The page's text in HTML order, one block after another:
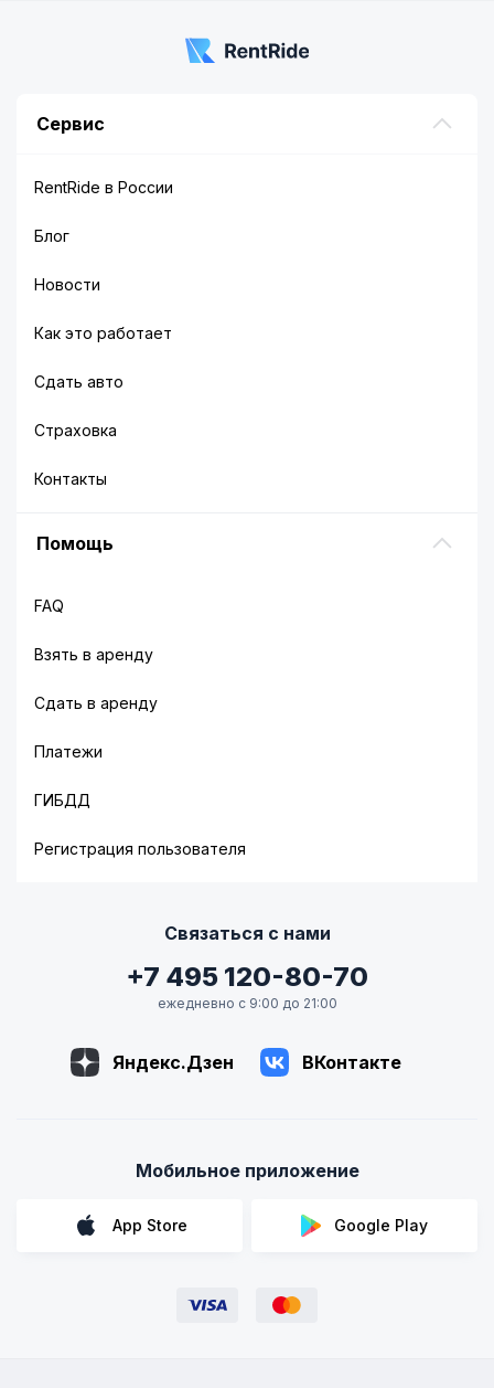
Сервис
RentRide в России
Блог
Новости
Как это работает
Сдать авто
Страховка
Контакты
Помощь
FAQ
Взять в аренду
Сдать в аренду
Платежи
ГИБДД
Регистрация пользователя
Связаться с нами
+7 495 120-80-70
ежедневно с 9:00 до 21:00
Яндекс.Дзен ВКонтакте
Мобильное приложение
App Store Google Play